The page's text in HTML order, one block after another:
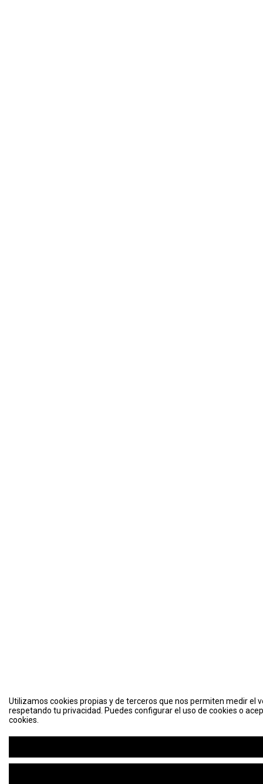
Utilizamos cookies propias y de terceros que nos permiten medir el
respetando tu privacidad. Puedes configurar el uso de cookies o
cookies.